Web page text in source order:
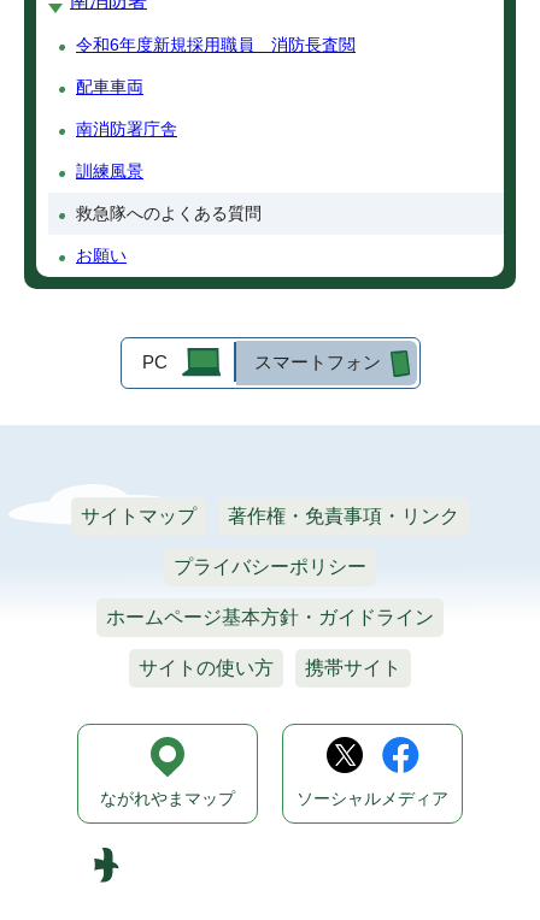
令和6年度新規採用職員 消防長査閲
配車車両
南消防署庁舎
訓練風景
救急隊へのよくある質問
お願い
PC スマートフォン
サイトマップ 著作権・免責事項・リンク
プライバシーポリシー
ホームページ基本方針・ガイドライン
サイトの使い方 携帯サイト
ながれやまマップ ソーシャルメディア